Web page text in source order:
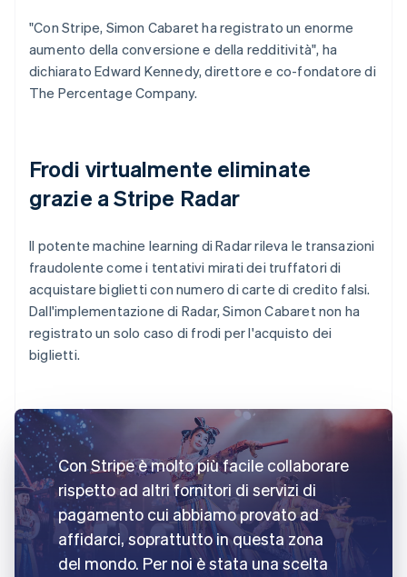
"Con Stripe, Simon Cabaret ha registrato un enorme
aumento della conversione e della redditività", ha
dichiarato Edward Kennedy, direttore e co-fondatore di
The Percentage Company.
Frodi virtualmente eliminate
grazie a Stripe Radar
Il potente machine learning di Radar rileva le transazioni
fraudolente come i tentativi mirati dei truffatori di
acquistare biglietti con numero di carte di credito falsi.
Dall'implementazione di Radar, Simon Cabaret non ha
registrato un solo caso di frodi per l'acquisto dei
biglietti.
Con Stripe è molto più facile collaborare
rispetto ad altri fornitori di servizi di
pagamento cui abbiamo provato ad
affidarci, soprattutto in questa zona
del mondo. Per noi è stata una scelta